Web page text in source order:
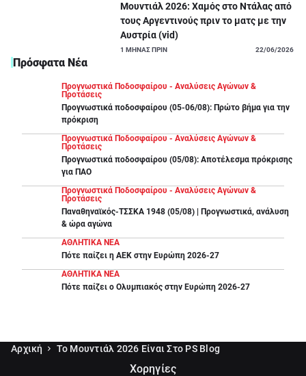
Μουντιάλ 2026: Χαμός στο Ντάλας από
τους Αργεντινούς πριν το ματς με την
Αυστρία (vid)
1 ΜΗΝΑΣ ΠΡΙΝ 22/06/2026
Πρόσφατα Νέα
Προγνωστικά Ποδοσφαίρου - Αναλύσεις Αγώνων &
Προτάσεις
Προγνωστικά ποδοσφαίρου (05-06/08): Πρώτο βήμα για την
πρόκριση
Προγνωστικά Ποδοσφαίρου - Αναλύσεις Αγώνων &
Προτάσεις
Προγνωστικά ποδοσφαίρου (05/08): Αποτέλεσμα πρόκρισης
για ΠΑΟ
Προγνωστικά Ποδοσφαίρου - Αναλύσεις Αγώνων &
Προτάσεις
Παναθηναϊκός-ΤΣΣΚΑ 1948 (05/08) | Προγνωστικά, ανάλυση
& ώρα αγώνα
ΑΘΛΗΤΙΚΑ ΝΕΑ
Πότε παίζει η ΑΕΚ στην Ευρώπη 2026-27
ΑΘΛΗΤΙΚΑ ΝΕΑ
Πότε παίζει ο Ολυμπιακός στην Ευρώπη 2026-27
Αρχική Το Μουντιάλ 2026 Είναι Στο PS Blog
Χορηγίες